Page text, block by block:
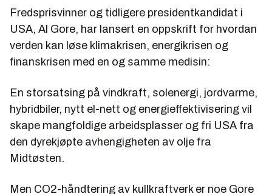
Fredsprisvinner og tidligere presidentkandidat i
USA, Al Gore, har lansert en oppskrift for hvordan
verden kan løse klimakrisen, energikrisen og
finanskrisen med en og samme medisin:
En storsatsing på vindkraft, solenergi, jordvarme,
hybridbiler, nytt el-nett og energieffektivisering vil
skape mangfoldige arbeidsplasser og fri USA fra
den dyrekjøpte avhengigheten av olje fra
Midtøsten.
Men CO2-håndtering av kullkraftverk er noe Gore